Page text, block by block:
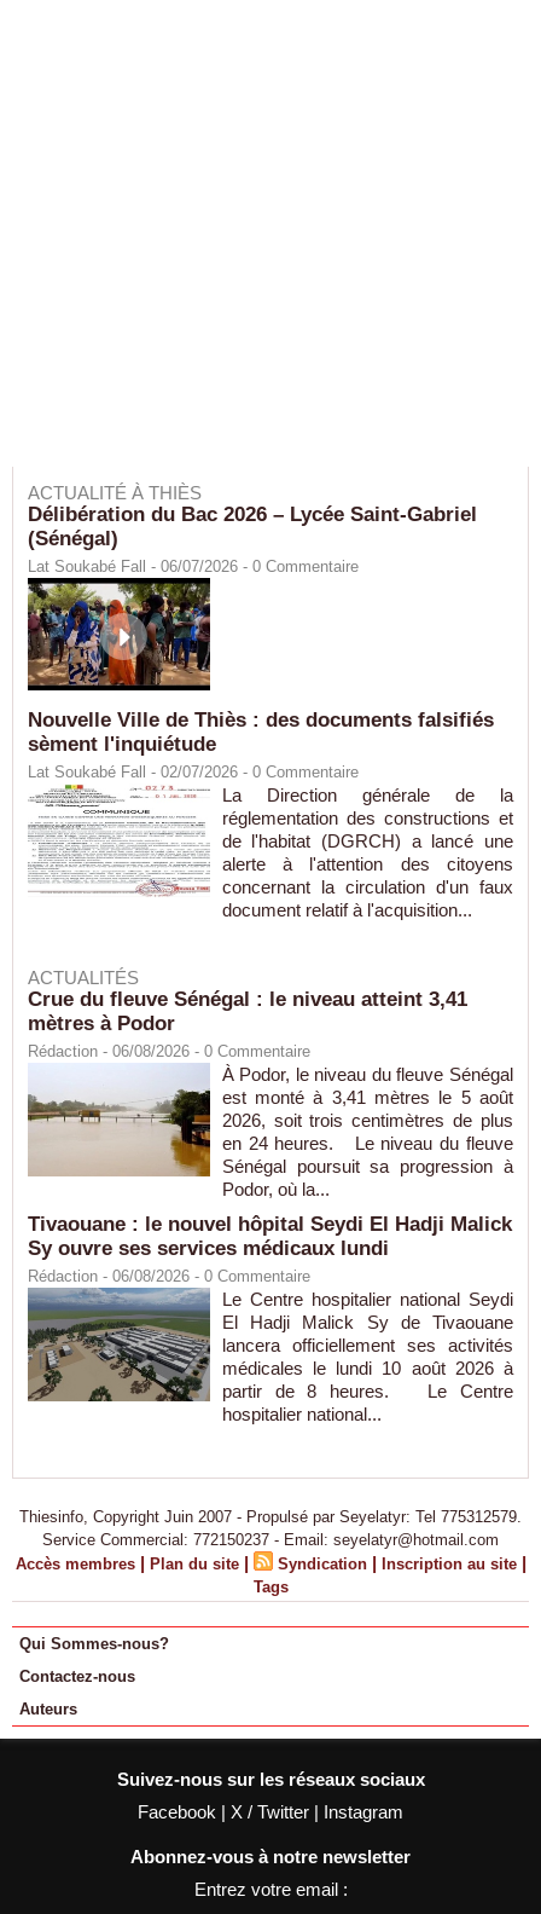
ACTUALITÉ À THIÈS
Délibération du Bac 2026 – Lycée Saint-Gabriel
(Sénégal)
Lat Soukabé Fall - 06/07/2026 - 0 Commentaire
Nouvelle Ville de Thiès : des documents falsifiés
sèment l'inquiétude
Lat Soukabé Fall - 02/07/2026 - 0 Commentaire
La Direction générale de la
réglementation des constructions et
de l'habitat (DGRCH) a lancé une
alerte à l'attention des citoyens
concernant la circulation d'un faux
document relatif à l'acquisition...
ACTUALITÉS
Crue du fleuve Sénégal : le niveau atteint 3,41
mètres à Podor
Rédaction - 06/08/2026 - 0 Commentaire
À Podor, le niveau du fleuve Sénégal
est monté à 3,41 mètres le 5 août
2026, soit trois centimètres de plus
en 24 heures. Le niveau du fleuve
Sénégal poursuit sa progression à
Podor, où la...
Tivaouane : le nouvel hôpital Seydi El Hadji Malick
Sy ouvre ses services médicaux lundi
Rédaction - 06/08/2026 - 0 Commentaire
Le Centre hospitalier national Seydi
El Hadji Malick Sy de Tivaouane
lancera officiellement ses activités
médicales le lundi 10 août 2026 à
partir de 8 heures. Le Centre
hospitalier national...
Thiesinfo, Copyright Juin 2007 - Propulsé par Seyelatyr: Tel 775312579.
Service Commercial: 772150237 - Email: seyelatyr@hotmail.com
Accès membres | Plan du site | Syndication | Inscription au site |
Tags
Qui Sommes-nous?
Contactez-nous
Auteurs
Suivez-nous sur les réseaux sociaux
Facebook | X / Twitter | Instagram
Abonnez-vous à notre newsletter
Entrez votre email :